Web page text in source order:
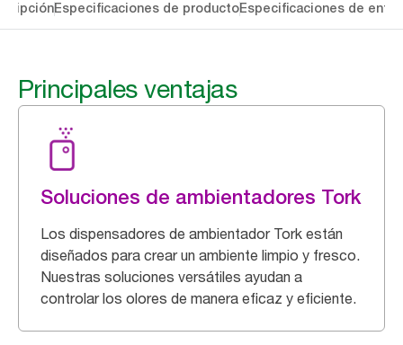
Especificaciones de productoEspecificaciones de
Principales ventajas
Soluciones de ambientadores Tork
Los dispensadores de ambientador Tork están
diseñados para crear un ambiente limpio y fresco.
Nuestras soluciones versátiles ayudan a
controlar los olores de manera eficaz y eficiente.